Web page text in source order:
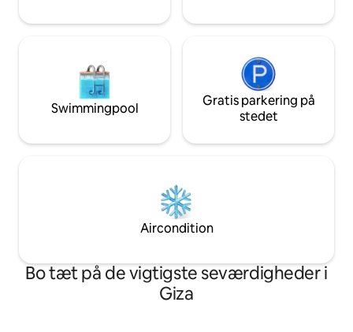
efter et unikt
Swimmingpool
Gratis parkering på
stedet
Aircondition
Bo tæt på de vigtigste seværdigheder i
Giza